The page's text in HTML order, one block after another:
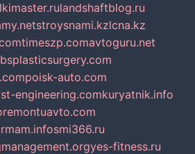
landshaftblog.ru
stroysnami.kzlcna.kz
timeszp.comavtoguru.net
poisk-auto.com
engineering.comkuryatnik.info
smi366.ru
yes-fitness.ru